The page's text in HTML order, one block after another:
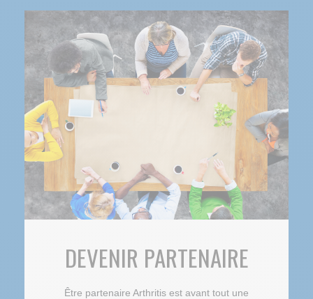
DEVENIR PARTENAIRE
Être partenaire Arthritis est avant tout une